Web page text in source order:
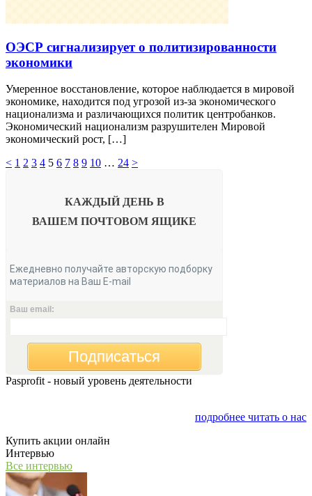
ОЭСР сигнализирует о политизированности
экономики
Умеренное восстановление, которое наблюдается в мировой
экономике, находится под угрозой из-за экономического
национализма и различающихся политик центробанков.
Экономический национализм разрушителен Мировой
экономический рост, […]
< 1 2 3 4 5 6 7 8 9 10 … 24 >
КАЖДЫЙ ДЕНЬ В
ВАШЕМ ПОЧТОВОМ ЯЩИКЕ
Ежедневно получайте авторскую подборку
материалов на Ваш E-mail
Ваш email:
Подписаться
Pasprofit - новый уровень деятельности
подробнее читать о нас
Купить акции онлайн
Интервью
Все интервью